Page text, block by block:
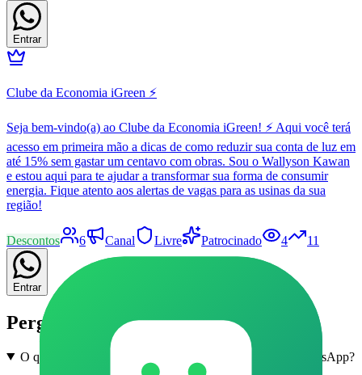
Entrar
Clube da Economia iGreen ⚡
Seja bem-vindo(a) ao Clube da Economia iGreen! ⚡ Aqui você terá
acesso em primeira mão a dicas de como reduzir sua conta de luz em
até 15% sem gastar um centavo com obras. Sou o Wallyson Kawan
e estou aqui para te ajudar a transformar sua forma de consumir
energia. Fique atento aos alertas de vagas para as usinas da sua
região!
Descontos 6 Canal Livre Patrocinado 4 11
Entrar
Perguntas frequentes
O que são grupos de Marketing Digital em Uchoa no WhatsApp?